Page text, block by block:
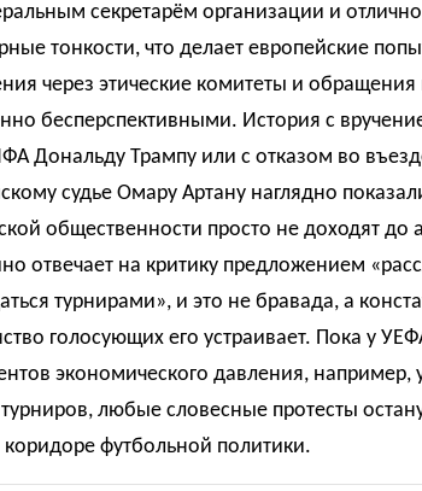
секретарём организации и отлично
тонкости, что делает европейские
через этические комитеты и обращения
бесперспективными. История с
Дональду Трампу или с отказом во
судье Омару Артану наглядно
общественности просто не доходят до
отвечает на критику предложением
турнирами», и это не бравада, а
голосующих его устраивает. Пока у
экономического давления, например,
любые словесные протесты
коридоре футбольной политики.